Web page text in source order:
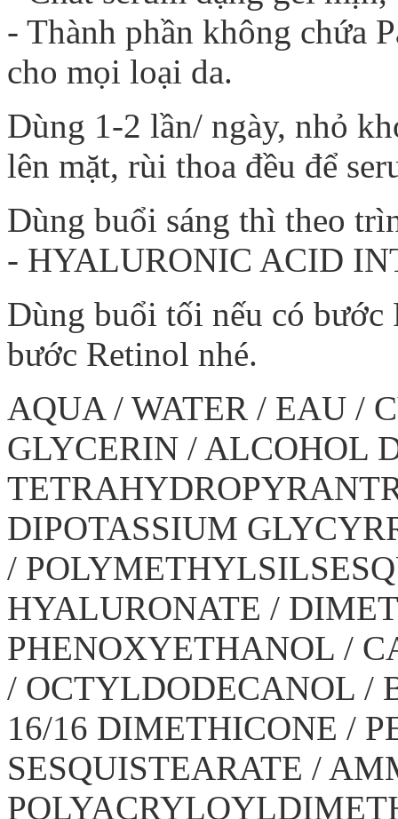
- Thành phần không chứa
cho mọi loại da.
Dùng 1-2 lần/ ngày, nhỏ
lên mặt, rùi thoa đều để
Dùng buổi sáng thì theo
- HYALURONIC ACID
Dùng buổi tối nếu có bước
bước Retinol nhé.
AQUA / WATER / EAU /
GLYCERIN / ALCOHOL
DIPOTASSIUM
/
HYALURONATE /
PHENOXYETHANOL /
/ OCTYLDODECANOL /
16/16 DIMETHICONE /
SESQUISTEARATE /